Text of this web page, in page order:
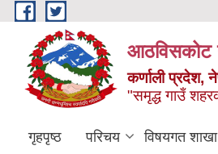
Skip to main content
आठविसकोट
कर्णाली प्रदेश,
"समृद्ध गाउँ
गृहपृष्ठ परिचय विषयगत शाखा